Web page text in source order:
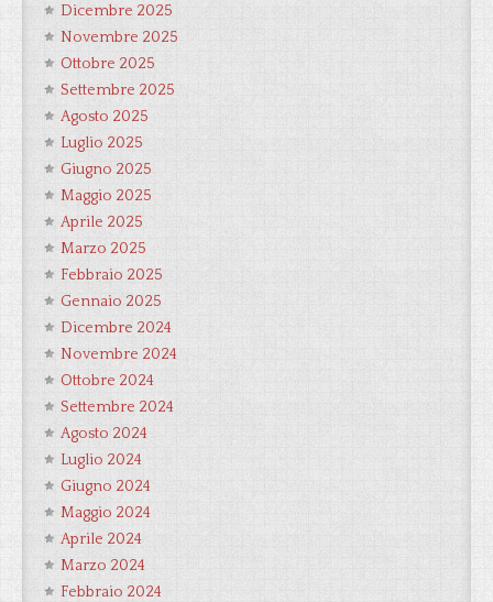
Dicembre 2025
Novembre 2025
Ottobre 2025
Settembre 2025
Agosto 2025
Luglio 2025
Giugno 2025
Maggio 2025
Aprile 2025
Marzo 2025
Febbraio 2025
Gennaio 2025
Dicembre 2024
Novembre 2024
Ottobre 2024
Settembre 2024
Agosto 2024
Luglio 2024
Giugno 2024
Maggio 2024
Aprile 2024
Marzo 2024
Febbraio 2024